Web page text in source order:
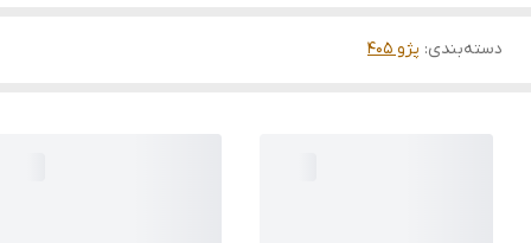
دسته‌بندی: پژو 405